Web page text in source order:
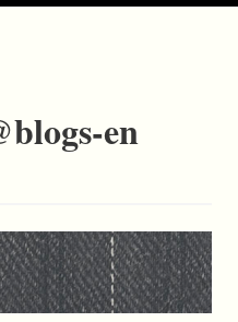
en